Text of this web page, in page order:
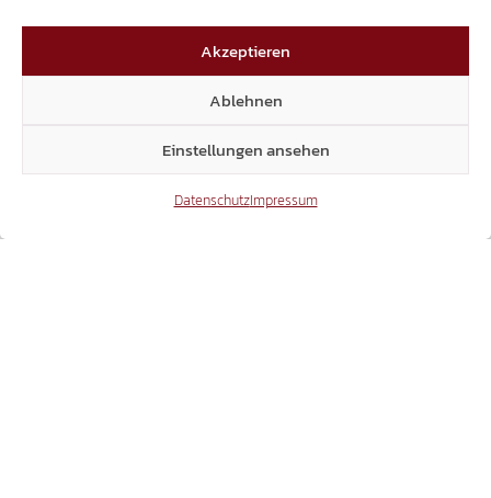
Akzeptieren
Ablehnen
Einstellungen ansehen
DatenschutzImpressum
2.000 LKW PRO TAG SIND REINER